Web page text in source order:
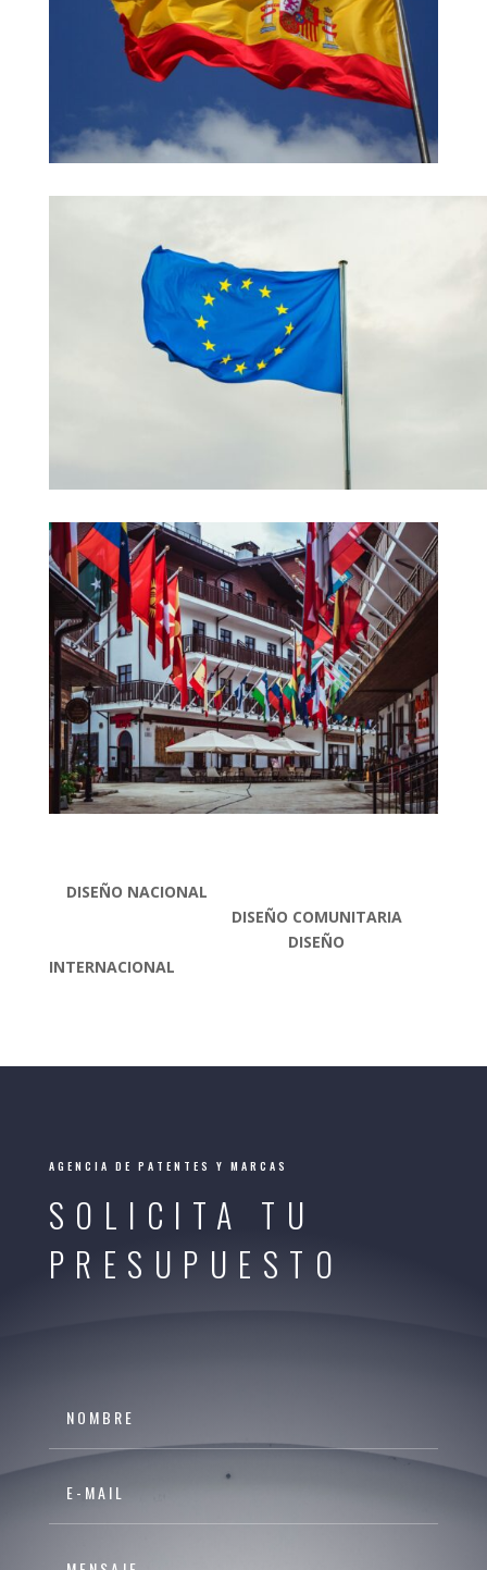
DISEÑO NACIONAL
DISEÑO COMUNITARIA
DISEÑO
INTERNACIONAL
AGENCIA DE PATENTES Y MARCAS
SOLICITA TU
PRESUPUESTO